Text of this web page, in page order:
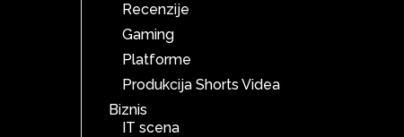
Recenzije
Gaming
Platforme
Produkcija Shorts Videa
Biznis
IT scena